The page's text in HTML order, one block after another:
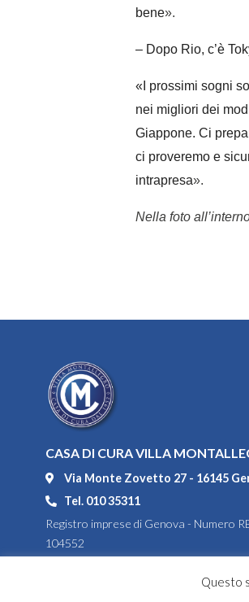
bene».
– Dopo Rio, c’è
« I prossimi sogni
nei migliori dei
Giappone. Ci
ci proveremo e
intrapresa».
Nella foto
CASA DI CURA VILLA
Via Monte Zovetto 27 - 16145
Tel. 010 35311
Registro imprese di Genova - Numero
104552
Questo